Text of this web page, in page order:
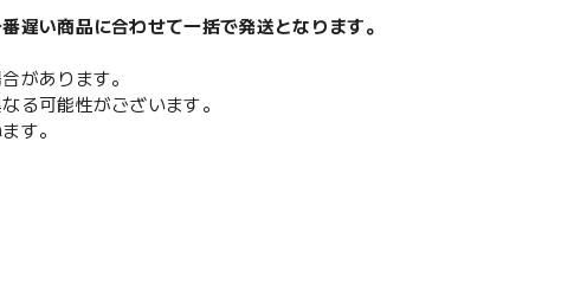
遅い商品に合わせて一括で発送となります。
があります。
る可能性がございます。
す。